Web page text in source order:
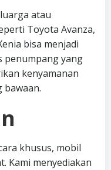
atau
Toyota Avanza,
bisa menjadi
penumpang yang
kenyamanan
khusus, mobil
Kami menyediakan